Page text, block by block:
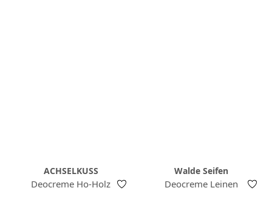
ACHSELKUSS
Deocreme Ho-Holz
Walde Seifen
Deocreme Leinen